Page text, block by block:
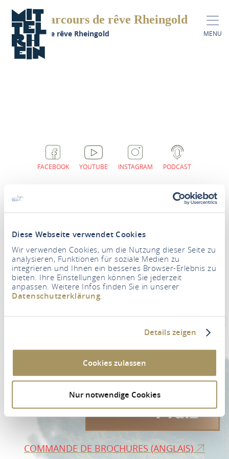
Diese Webseite verwendet Cookies
Wir verwenden Cookies, um die Nutzung dieser Seite zu
analysieren, Funktionen für soziale Medien zu
integrieren und Ihnen ein besseres Browser-Erlebnis zu
bieten. Ihre Einstellungen können Sie jederzeit
anpassen. Weitere Infos finden Sie in unserer
Datenschutzerklärung
Details zeigen
Cookies zulassen
Nur notwendige Cookies
MENU
Parcours de rêve Rheingold
Parcours de rêve Rheingold
FACEBOOK YOUTUBE INSTAGRAM PODCAST
Newsletter
Votre adresse e-mail*
VERS L'INSCRIPTION À LA NEWSLETTER
COMMANDE DE BROCHURES (ANGLAIS)